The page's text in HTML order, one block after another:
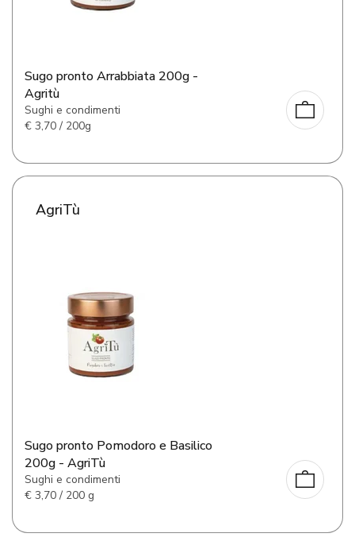
Sugo pronto Arrabbiata 200g -
Agritù
Sughi e condimenti
€ 3,70 / 200g
AgriTù
Sugo pronto Pomodoro e Basilico
200g - AgriTù
Sughi e condimenti
€ 3,70 / 200 g